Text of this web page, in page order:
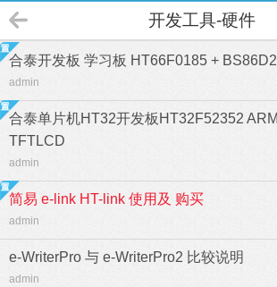
开发工具-硬件
合泰开发板 学习板 HT66F0185 +
admin
合泰单片机HT32开发板HT32F52352
TFTLCD
admin
简易 e-link HT-link 使用及 购买
admin
e-WriterPro 与 e-WriterPro2 比较说明
admin